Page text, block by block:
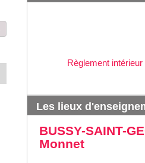
Règlement intérieur
Les lieux
BUSSY-SAINT-
Monnet